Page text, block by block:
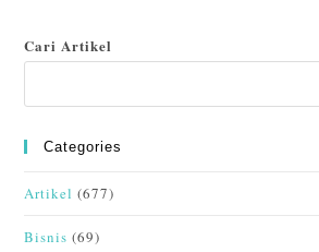
Cari Artikel
Categories
Artikel (677)
Bisnis (69)